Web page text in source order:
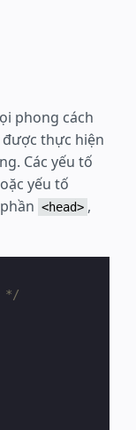
phong cách
được thực hiện
Các yếu tố
yếu tố
<head> ,
*/